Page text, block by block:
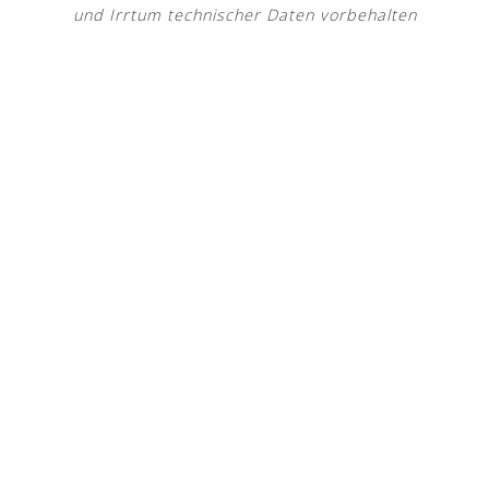
und Irrtum technischer Daten vorbehalten